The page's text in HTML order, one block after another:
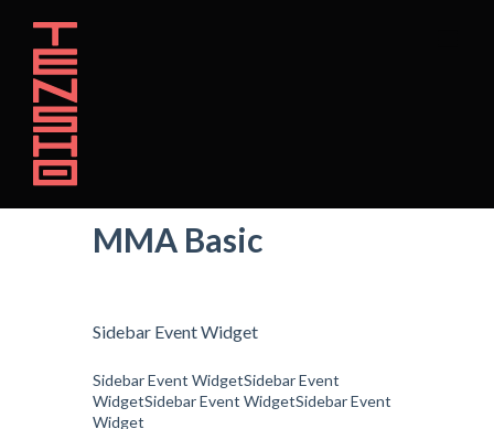
Zum
Inhalt
springen
MMA Basic
Sidebar Event Widget
Sidebar Event WidgetSidebar Event
WidgetSidebar Event WidgetSidebar Event
Widget